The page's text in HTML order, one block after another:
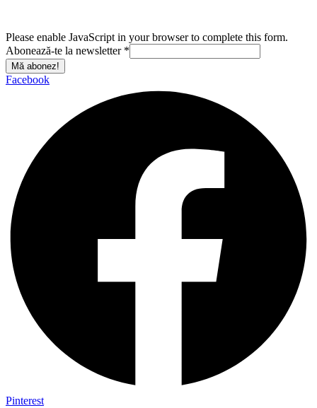
Please enable JavaScript in your browser to complete this form.
Abonează-te la newsletter *
Mă abonez!
Facebook
Pinterest